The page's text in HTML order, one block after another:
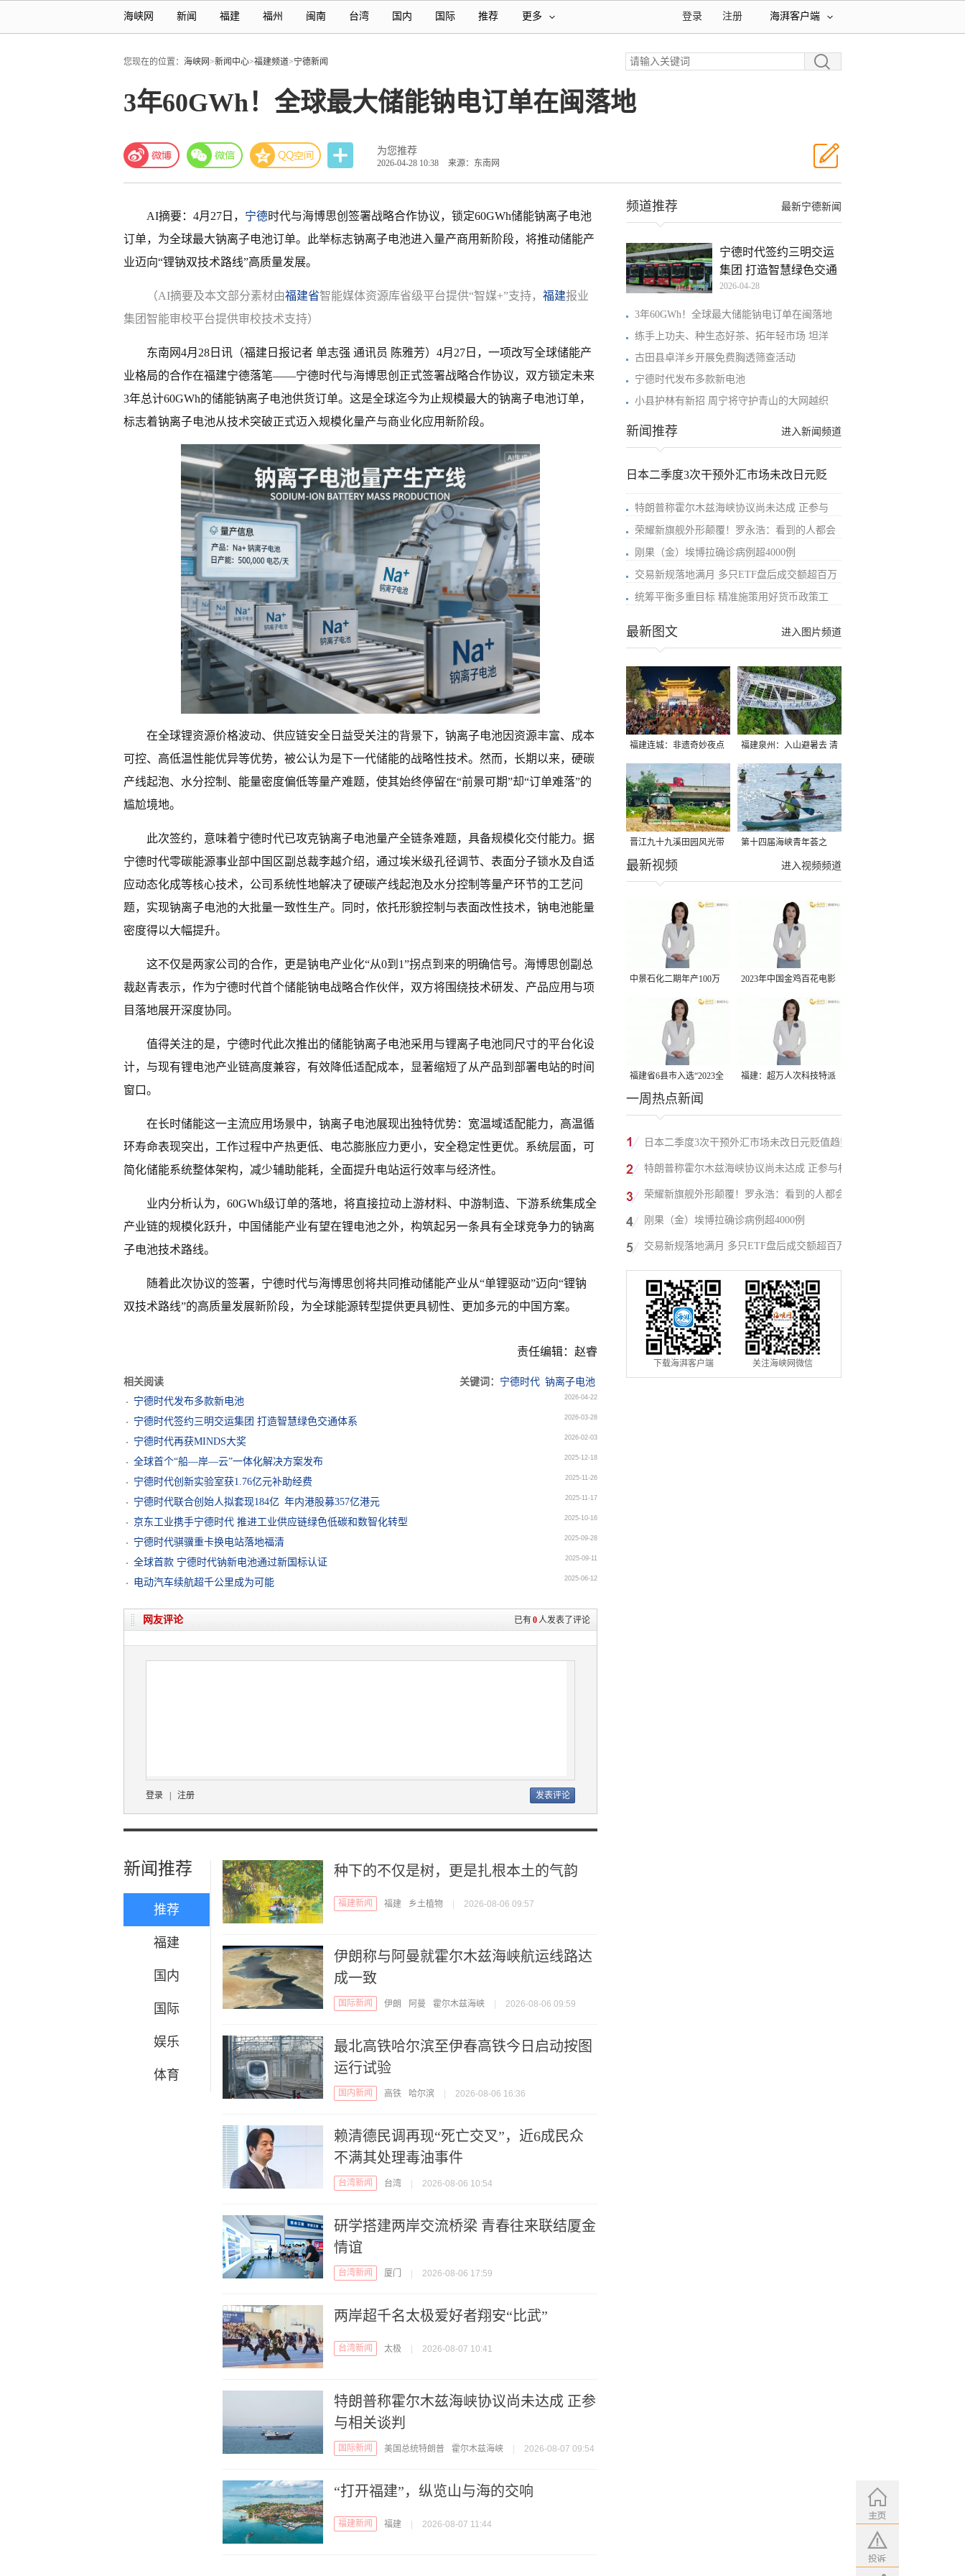
海峡网 新闻 福建 福州 闽南 台湾 国内 国际 推荐 更多 海湃客户端
注册
登录
您现在的位置： 海峡网>新闻中心>福建频道>宁德新闻
3年60GWh！全球最大储能钠电订单在闽落地
为您推荐
2026-04-28 10:38 来源：东南网
AI摘要：4月27日， 宁德时代与海博思创签署战略合作协议，锁定60GWh储能钠离子电池
订单，为全球最大钠离子电池订单。此举标志钠离子电池进入量产商用新阶段，将推动储能产
业迈向“锂钠双技术路线”高质量发展。
（AI摘要及本文部分素材由福建省智能媒体资源库省级平台提供“智媒+”支持， 福建报业
集团智能审校平台提供审校技术支持）
东南网4月28日讯（福建日报记者 单志强 通讯员 陈雅芳）4月27日，一项改写全球储能产
业格局的合作在福建宁德落笔——宁德时代与海博思创正式签署战略合作协议，双方锁定未来
3年总计60GWh的储能钠离子电池供货订单。这是全球迄今为止规模最大的钠离子电池订单，
标志着钠离子电池从技术突破正式迈入规模化量产与商业化应用新阶段。
在全球锂资源价格波动、供应链安全日益受关注的背景下，钠离子电池因资源丰富、成本
可控、高低温性能优异等优势，被公认为是下一代储能的战略性技术。然而，长期以来，硬碳
产线起泡、水分控制、能量密度偏低等量产难题，使其始终停留在“前景可期”却“订单难落”的
尴尬境地。
此次签约，意味着宁德时代已攻克钠离子电池量产全链条难题，具备规模化交付能力。据
宁德时代零碳能源事业部中国区副总裁李越介绍，通过埃米级孔径调节、表面分子锁水及自适
应动态化成等核心技术，公司系统性地解决了硬碳产线起泡及水分控制等量产环节的工艺问
题，实现钠离子电池的大批量一致性生产。同时，依托形貌控制与表面改性技术，钠电池能量
密度得以大幅提升。
这不仅是两家公司的合作，更是钠电产业化“从0到1”拐点到来的明确信号。海博思创副总
裁赵青表示，作为宁德时代首个储能钠电战略合作伙伴，双方将围绕技术研发、产品应用与项
目落地展开深度协同。
值得关注的是，宁德时代此次推出的储能钠离子电池采用与锂离子电池同尺寸的平台化设
计，与现有锂电池产业链高度兼容，有效降低适配成本，显著缩短了从产品到部署电站的时间
窗口。
在长时储能这一主流应用场景中，钠离子电池展现出独特优势：宽温域适配能力，高温循
环寿命表现突出，工作过程中产热更低、电芯膨胀应力更小，安全稳定性更优。系统层面，可
简化储能系统整体架构，减少辅助能耗，全面提升电站运行效率与经济性。
业内分析认为，60GWh级订单的落地，将直接拉动上游材料、中游制造、下游系统集成全
产业链的规模化跃升，中国储能产业有望在锂电池之外，构筑起另一条具有全球竞争力的钠离
子电池技术路线。
随着此次协议的签署，宁德时代与海博思创将共同推动储能产业从“单锂驱动”迈向“锂钠
双技术路线”的高质量发展新阶段，为全球能源转型提供更具韧性、更加多元的中国方案。
责任编辑：赵睿
相关阅读 关键词： 宁德时代 钠离子电池
宁德时代发布多款新电池
2026-04-22
宁德时代签约三明交运集团 打造智慧绿色交通体系 2026-03-28
宁德时代再获MINDS大奖 2026-02-03
全球首个“船—岸—云”一体化解决方案发布 2025-12-18
宁德时代创新实验室获1.76亿元补助经费 2025-11-26
宁德时代联合创始人拟套现184亿 年内港股募357亿港元 2025-11-17
京东工业携手宁德时代 推进工业供应链绿色低碳和数智化转型 2025-10-16
宁德时代骐骥重卡换电站落地福清 2025-09-28
全球首款 宁德时代钠新电池通过新国标认证 2025-09-11
电动汽车续航超千公里成为可能 2025-06-12
已有0人发表了评论
网友评论
登录 注册
新闻推荐
推荐
福建
国内
国际
娱乐
体育
种下的不仅是树，更是扎根本土的气韵
福建新闻 福建 乡土植物 2026-08-06 09:57
伊朗称与阿曼就霍尔木兹海峡航运线路达
成一致
国际新闻 伊朗 阿曼 霍尔木兹海峡 2026-08-06 09:59
最北高铁哈尔滨至伊春高铁今日启动按图
运行试验
国内新闻 高铁 哈尔滨 2026-08-06 16:36
赖清德民调再现“死亡交叉”，近6成民众
不满其处理毒油事件
台湾新闻 台湾 2026-08-06 10:54
研学搭建两岸交流桥梁 青春往来联结厦金
情谊
台湾新闻 厦门 2026-08-06 17:59
两岸超千名太极爱好者翔安“比武”
台湾新闻 太极 2026-08-07 10:41
特朗普称霍尔木兹海峡协议尚未达成 正参
与相关谈判
国际新闻 美国总统特朗普 霍尔木兹海峡 2026-08-07 09:54
“打开福建”，纵览山与海的交响
福建新闻 福建 2026-08-07 11:44
最新宁德新闻
频道推荐
宁德时代签约三明交运
集团 打造智慧绿色交通
2026-04-28
3年60GWh！全球最大储能钠电订单在闽落地
练手上功夫、种生态好茶、拓年轻市场 坦洋
古田县卓洋乡开展免费胸透筛查活动
宁德时代发布多款新电池
小县护林有新招 周宁将守护青山的大网越织
进入新闻频道
新闻推荐
日本二季度3次干预外汇市场未改日元贬
特朗普称霍尔木兹海峡协议尚未达成 正参与
荣耀新旗舰外形颠覆！罗永浩：看到的人都会
刚果（金）埃博拉确诊病例超4000例
交易新规落地满月 多只ETF盘后成交额超百万
统筹平衡多重目标 精准施策用好货币政策工
进入图片频道
最新图文
福建连城：非遗奇妙夜点
亮夏夜
福建泉州：入山避暑去 清
凉好惬意
晋江九十九溪田园风光带
千亩早稻迎来成熟收割季
第十四届海峡青年荟之
2026榕台青年大学生水上
进入视频频道
最新视频
中景石化二期年产100万
吨丙烷脱氢项目建成中交
2023年中国金鸡百花电影
节有福电影巡展31日启动
福建省6县市入选“2023全
国县域发展潜力百强县”
福建：超万人次科技特派
一周热点新闻
日本二季度3次干预外汇市场未改日元贬值趋势
特朗普称霍尔木兹海峡协议尚未达成 正参与相
关谈判
荣耀新旗舰外形颠覆！罗永浩：看到的人都会
吃惊
刚果（金）埃博拉确诊病例超4000例
交易新规落地满月 多只ETF盘后成交额超百万
元
下载海湃客户端 关注海峡网微信